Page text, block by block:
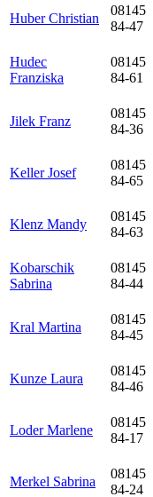
Huber Christian
08145
84-47
Hudec
Franziska
08145
84-61
Jilek Franz
08145
84-36
Keller Josef
08145
84-65
Klenz Mandy
08145
84-63
Kobarschik
Sabrina
08145
84-44
Kral Martina
08145
84-45
Kunze Laura
08145
84-46
Loder Marlene
08145
84-17
Merkel Sabrina
08145
84-24